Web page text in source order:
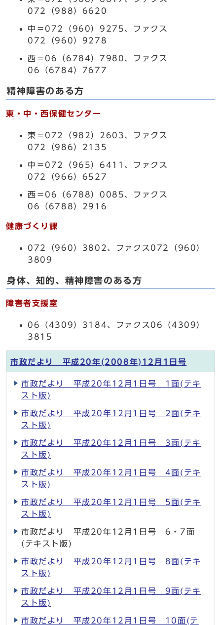
072（988）6620
中＝072（960）9275、ファクス
072（960）9278
西＝06（6784）7980、ファクス
06（6784）7677
精神障害のある方
東・中・西保健センター
東＝072（982）2603、ファクス
072（986）2135
中＝072（965）6411、ファクス
072（966）6527
西＝06（6788）0085、ファクス
06（6788）2916
健康づくり課
072（960）3802、ファクス072（960）
3809
身体、知的、精神障害のある方
障害者支援室
06（4309）3184、ファクス06（4309）
3815
市政だより 平成20年(2008年)12月1日号
市政だより 平成20年12月1日号 1面(テキ
スト版)
市政だより 平成20年12月1日号 2面(テキ
スト版)
市政だより 平成20年12月1日号 3面(テキ
スト版)
市政だより 平成20年12月1日号 4面(テキ
スト版)
市政だより 平成20年12月1日号 5面(テキ
スト版)
市政だより 平成20年12月1日号 6・7面
(テキスト版)
市政だより 平成20年12月1日号 8面(テキ
スト版)
市政だより 平成20年12月1日号 9面(テキ
スト版)
市政だより 平成20年12月1日号 10面(テ